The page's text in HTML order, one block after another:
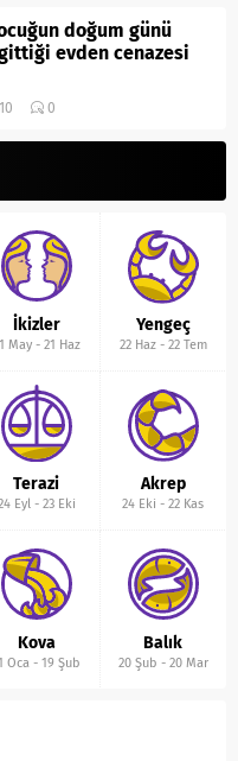
doğum günü
evden cenazesi
0
İkizler
May- 21 Haz
Yengeç
22 Haz- 22 Tem
Terazi
Eyl- 23 Eki
Akrep
24 Eki -22 Kas
Kova
Oca -19 Şub
Balık
20 Şub - 20 Mar